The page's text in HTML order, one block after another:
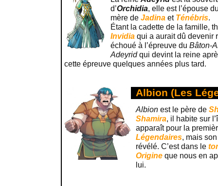
d’Orchidia, elle est l’épouse
mère de Jadina et Ténébris.
Étant la cadette de la famille,
Invidia qui a aurait dû devenir
échoué à l’épreuve du Bâton-
Adeyridqui devint la reine
cette épreuve quelques années plus tard.
Albion (Les
Albion est le père de
Shamira, il habite sur
apparaît pour la
Légendaires, mais
révélé. C’est dans le
Origine que nous en
lui.